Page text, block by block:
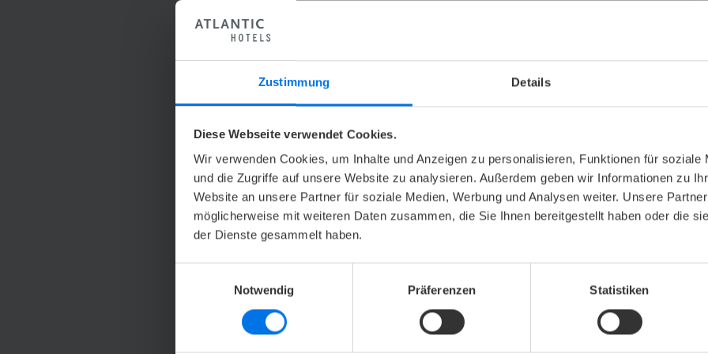
Zustimmung Details
Diese Webseite verwendet Cookies.
Wir verwenden Cookies, um Inhalte und Anzeigen zu personalisieren, Funktionen für soziale
und die Zugriffe auf unsere Website zu analysieren. Außerdem geben wir Informationen zu
Website an unsere Partner für soziale Medien, Werbung und Analysen weiter. Unsere
möglicherweise mit weiteren Daten zusammen, die Sie Ihnen bereitgestellt haben oder die
der Dienste gesammelt haben.
Notwendig
Präferenzen Statistiken